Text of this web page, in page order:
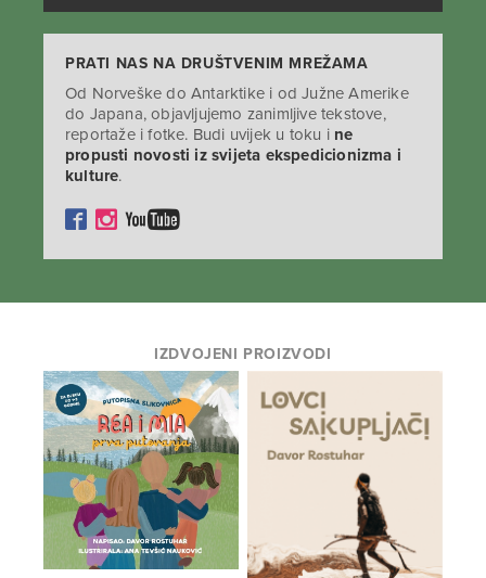
PRATI NAS NA DRUŠTVENIM MREŽAMA
Od Norveške do Antarktike i od Južne Amerike
do Japana, objavljujemo zanimljive tekstove,
reportaže i fotke. Budi uvijek u toku i ne
propusti novosti iz svijeta ekspedicionizma i
kulture.
IZDVOJENI PROIZVODI